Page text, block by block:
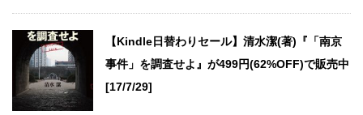
【Kindle日替わりセール】清水潔(著)『「南京
事件」を調査せよ』が499円(62%OFF)で販売中
[17/7/29]